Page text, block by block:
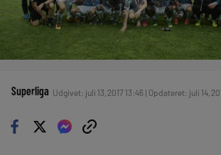
Superliga Udgivet: juli 13, 2017 13:46 | Opdateret: juli 14,